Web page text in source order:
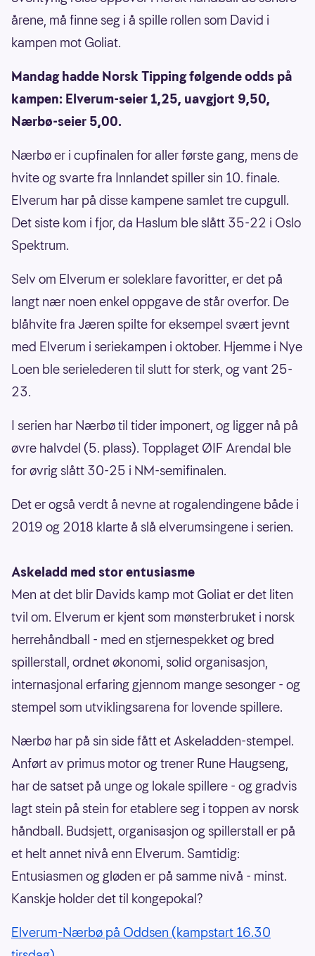
årene, må finne seg i å spille rollen som David i
kampen mot Goliat.
Mandag hadde Norsk Tipping følgende odds på
kampen: Elverum-seier 1,25, uavgjort 9,50,
Nærbø-seier 5,00.
Nærbø er i cupfinalen for aller første gang, mens de
hvite og svarte fra Innlandet spiller sin 10. finale.
Elverum har på disse kampene samlet tre cupgull.
Det siste kom i fjor, da Haslum ble slått 35-22 i Oslo
Spektrum.
Selv om Elverum er soleklare favoritter, er det på
langt nær noen enkel oppgave de står overfor. De
blåhvite fra Jæren spilte for eksempel svært jevnt
med Elverum i seriekampen i oktober. Hjemme i Nye
Loen ble serielederen til slutt for sterk, og vant 25-
23.
I serien har Nærbø til tider imponert, og ligger nå på
øvre halvdel (5. plass). Topplaget ØIF Arendal ble
for øvrig slått 30-25 i NM-semifinalen.
Det er også verdt å nevne at rogalendingene både i
2019 og 2018 klarte å slå elverumsingene i serien.
Askeladd med stor entusiasme
Men at det blir Davids kamp mot Goliat er det liten
tvil om. Elverum er kjent som mønsterbruket i norsk
herrehåndball - med en stjernespekket og bred
spillerstall, ordnet økonomi, solid organisasjon,
internasjonal erfaring gjennom mange sesonger - og
stempel som utviklingsarena for lovende spillere.
Nærbø har på sin side fått et Askeladden-stempel.
Anført av primus motor og trener Rune Haugseng,
har de satset på unge og lokale spillere - og gradvis
lagt stein på stein for etablere seg i toppen av norsk
håndball. Budsjett, organisasjon og spillerstall er på
et helt annet nivå enn Elverum. Samtidig:
Entusiasmen og gløden er på samme nivå - minst.
Kanskje holder det til kongepokal?
Elverum-Nærbø på Oddsen (kampstart 16.30